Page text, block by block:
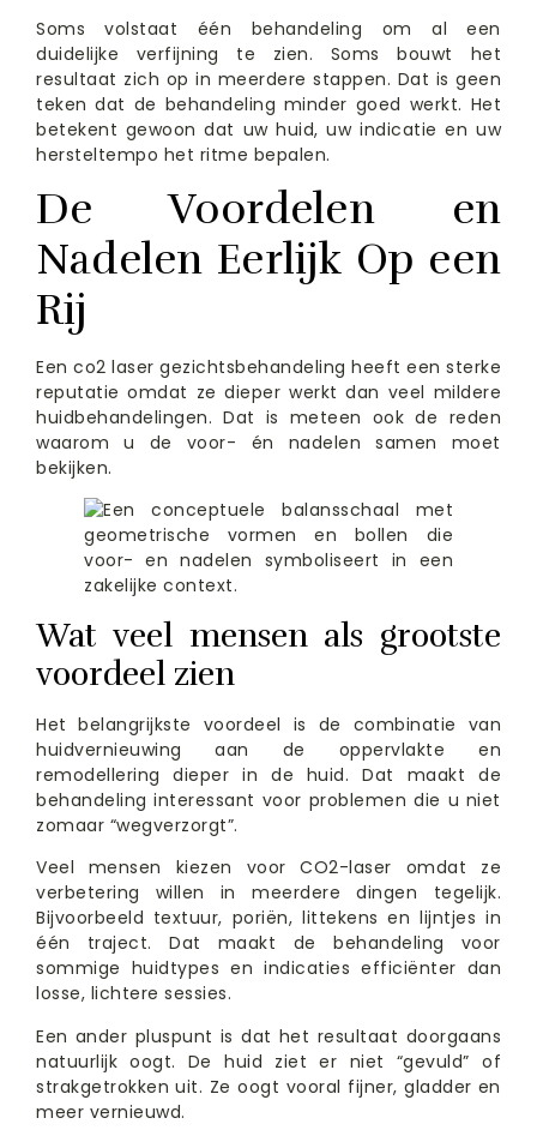
Soms volstaat één behandeling om al een
duidelijke verfijning te zien. Soms bouwt het
resultaat zich op in meerdere stappen. Dat is geen
teken dat de behandeling minder goed werkt. Het
betekent gewoon dat uw huid, uw indicatie en uw
hersteltempo het ritme bepalen.
De Voordelen en
Nadelen Eerlijk Op een
Rij
Een co2 laser gezichtsbehandeling heeft een sterke
reputatie omdat ze dieper werkt dan veel mildere
huidbehandelingen. Dat is meteen ook de reden
waarom u de voor- én nadelen samen moet
bekijken.
Wat veel mensen als grootste
voordeel zien
Het belangrijkste voordeel is de combinatie van
huidvernieuwing aan de oppervlakte en
remodellering dieper in de huid. Dat maakt de
behandeling interessant voor problemen die u niet
zomaar “wegverzorgt”.
Veel mensen kiezen voor CO2-laser omdat ze
verbetering willen in meerdere dingen tegelijk.
Bijvoorbeeld textuur, poriën, littekens en lijntjes in
één traject. Dat maakt de behandeling voor
sommige huidtypes en indicaties efficiënter dan
losse, lichtere sessies.
Een ander pluspunt is dat het resultaat doorgaans
natuurlijk oogt. De huid ziet er niet “gevuld” of
strakgetrokken uit. Ze oogt vooral fijner, gladder en
meer vernieuwd.